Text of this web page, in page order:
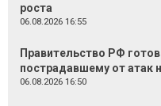
роста
06.08.2026 16:55
Правительство РФ
пострадавшему от атак
06.08.2026 16:50